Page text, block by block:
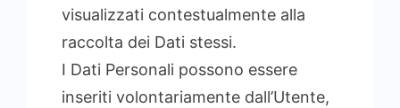
visualizzati contestualmente alla
raccolta dei Dati stessi.
I Dati Personali possono essere
inseriti volontariamente dall’Utente,